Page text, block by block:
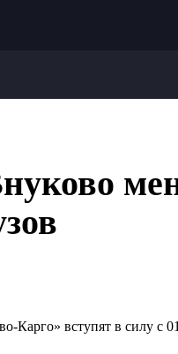
вступят в силу с